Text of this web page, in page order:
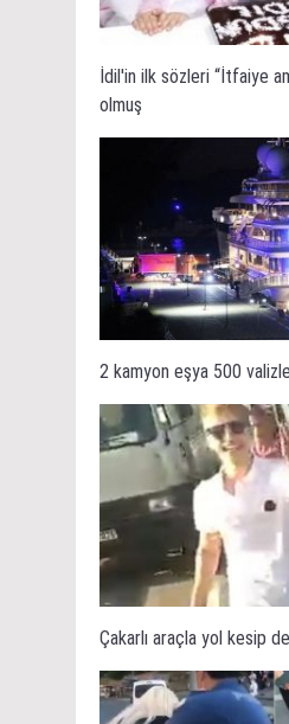
İdil'in ilk sözleri “İtfaiye
olmuş
2 kamyon eşya 500
Çakarlı araçla yol kesip